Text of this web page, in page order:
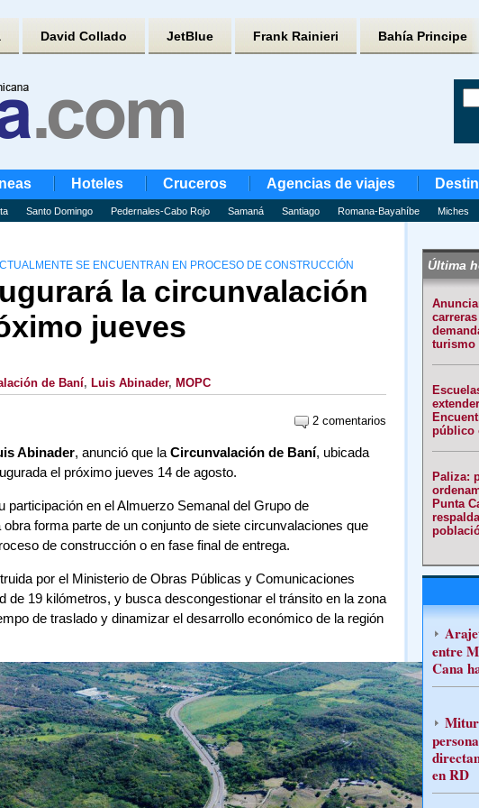
David Collado JetBlue Frank Rainieri Bahía Principe
Hoteles Cruceros Agencias de viajes
Santo Domingo Pedernales-Cabo Rojo Samaná Santiago Romana-Bayahíbe Miches
SE ENCUENTRAN EN PROCESO DE CONSTRUCCIÓN
la circunvalación
jueves
de Baní, Luis Abinader, MOPC
2 comentarios
Abinader, anunció que la Circunvalación de Baní, ubicada
el próximo jueves 14 de agosto.
participación en el Almuerzo Semanal del Grupo de
forma parte de un conjunto de siete circunvalaciones que
de construcción o en fase final de entrega.
por el Ministerio de Obras Públicas y Comunicaciones
de 19 kilómetros, y busca descongestionar el tránsito en la zona
de traslado y dinamizar el desarrollo económico de la región
Última
turismo
público
Paliza:
Punta
entre
Cana
Mitur
en RD